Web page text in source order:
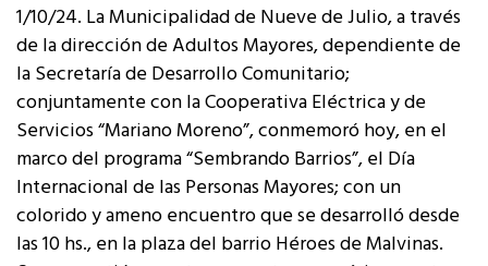
1/10/24. La Municipalidad de Nueve de Julio, a través
de la dirección de Adultos Mayores, dependiente de
la Secretaría de Desarrollo Comunitario;
conjuntamente con la Cooperativa Eléctrica y de
Servicios “Mariano Moreno”, conmemoró hoy, en el
marco del programa “Sembrando Barrios”, el Día
Internacional de las Personas Mayores; con un
colorido y ameno encuentro que se desarrolló desde
las 10 hs., en la plaza del barrio Héroes de Malvinas.